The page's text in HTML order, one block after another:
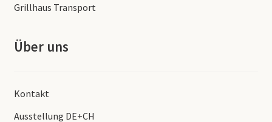
Grillhaus Transport
Über uns
Kontakt
Ausstellung DE+CH